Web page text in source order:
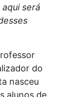
será
do
nasceu